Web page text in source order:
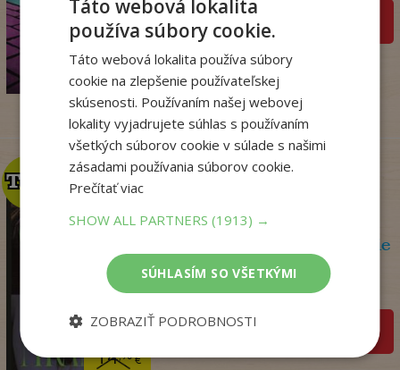
12 €
pridať do košíka
14,90€
TOP
TOP
Olej a mramor, 2. vydanie
Storeyová Stephanie
Na sklade
pridať do košíka
Táto webová lokalita
používa súbory cookie.
Táto webová lokalita používa súbory
cookie na zlepšenie používateľskej
skúsenosti. Používaním našej webovej
lokality vyjadrujete súhlas s používaním
všetkých súborov cookie v súlade s našimi
zásadami používania súborov cookie.
Prečítať viac
SHOW ALL PARTNERS(1913) →
SÚHLASÍM SO VŠETKÝMI
ZOBRAZIŤ PODROBNOSTI